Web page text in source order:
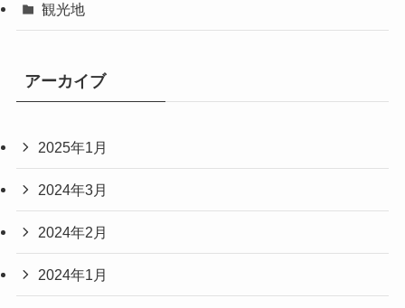
観光地
アーカイブ
2025年1月
2024年3月
2024年2月
2024年1月